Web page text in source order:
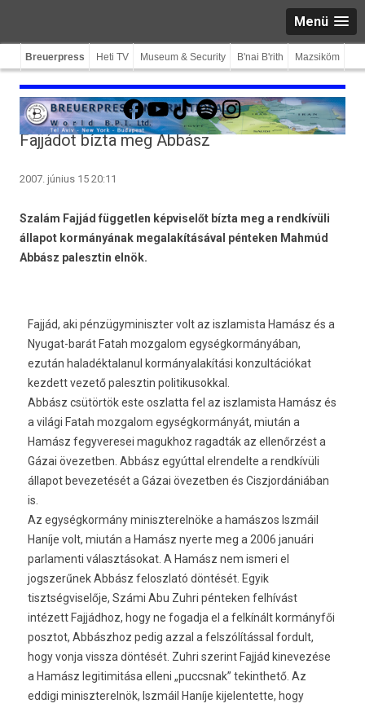
Menü
Breuerpress Heti TV Museum & Security B'nai B'rith Mazsiköm
Facebook
YouTube
TikTokSpotifyInstagram
Fajjádot bízta meg Abbász
2007. június 15 20:11
Szalám Fajjád független képviselőt bízta meg a rendkívüli
állapot kormányának megalakításával pénteken Mahmúd
Abbász palesztin elnök.
Fajjád, aki pénzügyminiszter volt az iszlamista Hamász és a
Nyugat-barát Fatah mozgalom egységkormányában,
ezután haladéktalanul kormányalakítási konzultációkat
kezdett vezető palesztin politikusokkal.
Abbász csütörtök este oszlatta fel az iszlamista Hamász és
a világi Fatah mozgalom egységkormányát, miután a
Hamász fegyveresei magukhoz ragadták az ellenőrzést a
Gázai övezetben. Abbász egyúttal elrendelte a rendkívüli
állapot bevezetését a Gázai övezetben és Ciszjordániában
is.
Az egységkormány miniszterelnöke a hamászos Iszmáil
Haníje volt, miután a Hamász nyerte meg a 2006 januári
parlamenti választásokat. A Hamász nem ismeri el
jogszerűnek Abbász feloszlató döntését. Egyik
tisztségviselője, Számi Abu Zuhri pénteken felhívást
intézett Fajjádhoz, hogy ne fogadja el a felkínált kormányfői
posztot, Abbászhoz pedig azzal a felszólítással fordult,
hogy vonja vissza döntését. Zuhri szerint Fajjád kinevezése
a Hamász legitimitása elleni „puccsnak” tekinthető. Az
eddigi miniszterelnök, Iszmáil Haníje kijelentette, hogy